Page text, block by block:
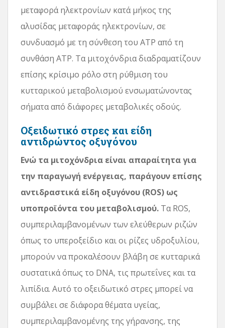
μεταφορά ηλεκτρονίων κατά μήκος της
αλυσίδας μεταφοράς ηλεκτρονίων, σε
συνδυασμό με τη σύνθεση του ATP από τη
συνθάση ATP. Τα μιτοχόνδρια διαδραματίζουν
επίσης κρίσιμο ρόλο στη ρύθμιση του
κυτταρικού μεταβολισμού ενσωματώνοντας
σήματα από διάφορες μεταβολικές οδούς.
Οξειδωτικό στρες και είδη
αντιδρώντος οξυγόνου
Ενώ τα μιτοχόνδρια είναι απαραίτητα για
την παραγωγή ενέργειας, παράγουν επίσης
αντιδραστικά είδη οξυγόνου (ROS) ως
υποπροϊόντα του μεταβολισμού. Τα ROS,
συμπεριλαμβανομένων των ελεύθερων ριζών
όπως το υπεροξείδιο και οι ρίζες υδροξυλίου,
μπορούν να προκαλέσουν βλάβη σε κυτταρικά
συστατικά όπως το DNA, τις πρωτεΐνες και τα
λιπίδια. Αυτό το οξειδωτικό στρες μπορεί να
συμβάλει σε διάφορα θέματα υγείας,
συμπεριλαμβανομένης της γήρανσης, της